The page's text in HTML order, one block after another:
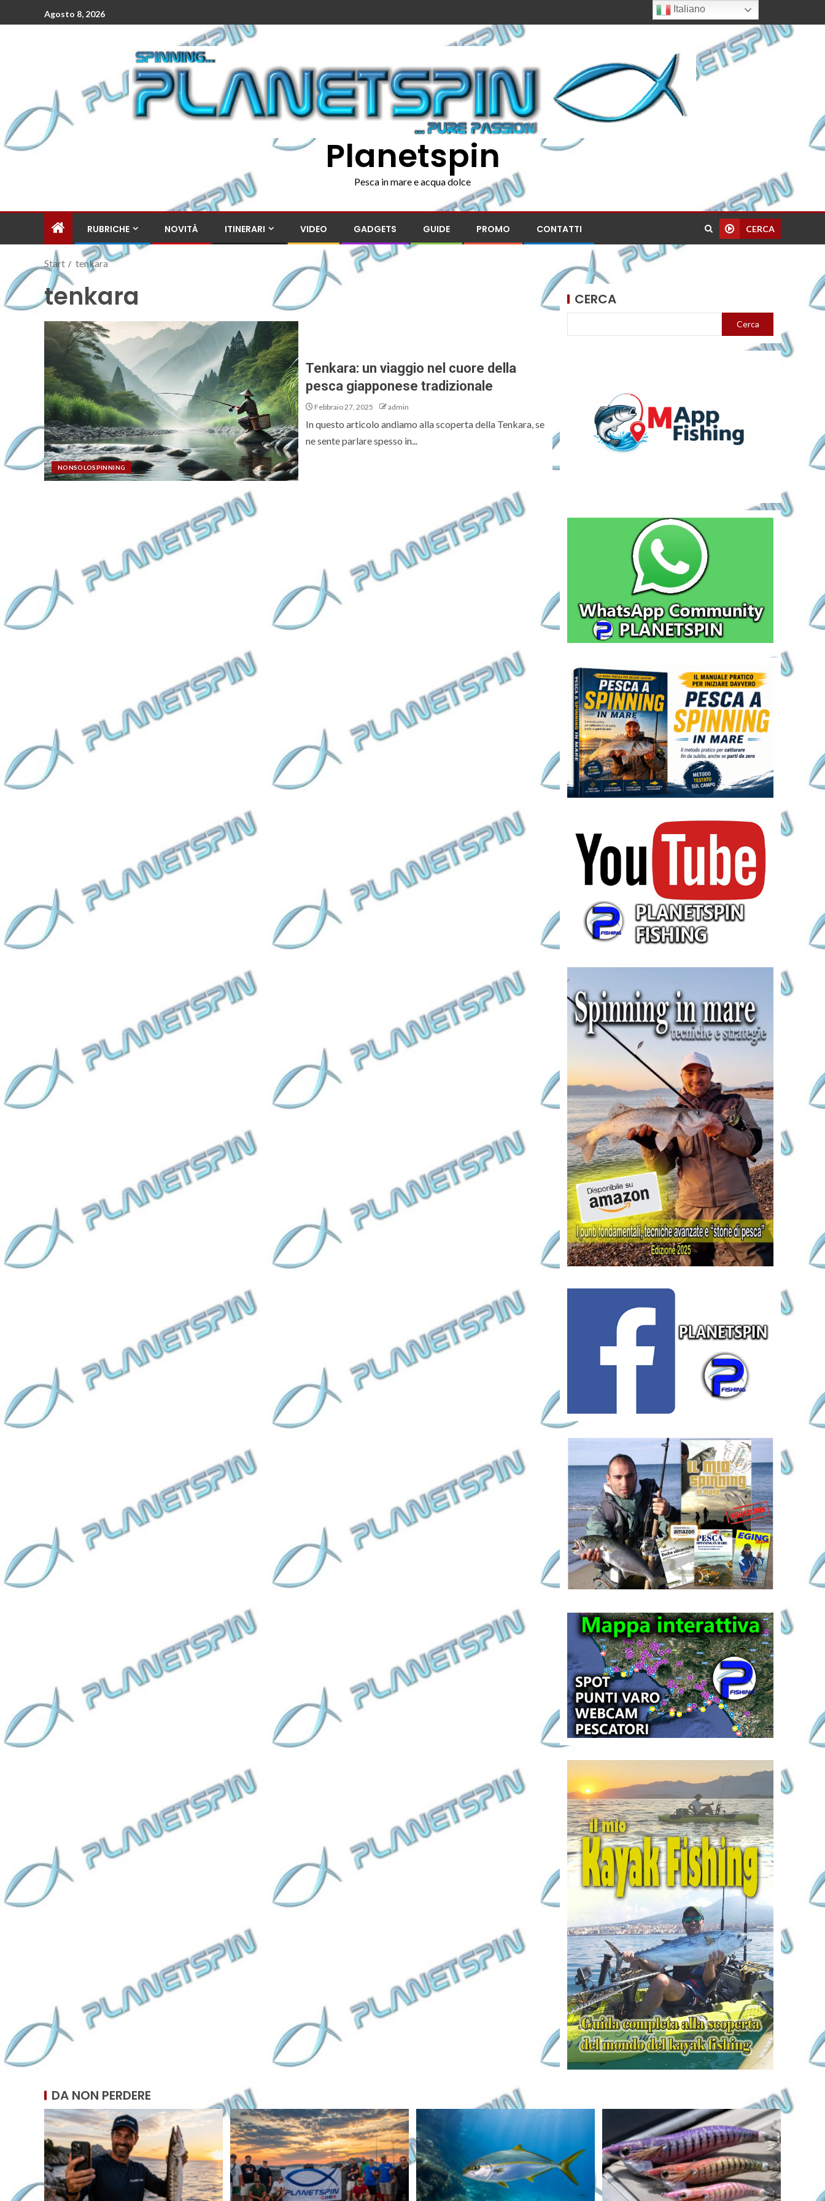
Agosto 8, 2026
Planetspin
Pesca in mare e acqua dolce
RUBRICHE NOVITÀ ITINERARI VIDEO GADGETS GUIDE PROMO CONTATTI CERCA
Start tenkara
tenkara
NONSOLOSPINNING
Tenkara: un viaggio nel cuore della
pesca giapponese tradizionale
Febbraio 27, 2025 admin
In questo articolo andiamo alla scoperta della Tenkara, se
ne sente parlare spesso in...
CERCA
Cerca
DA NON PERDERE
Italiano